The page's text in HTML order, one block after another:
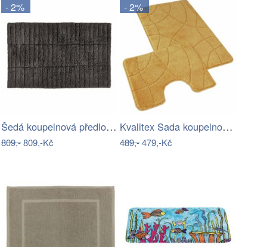
- 2%
Šedá koupelnová předložka 80x50 cm…
809,-809,-Kč
- 2%
Kvalitex Sada koupelnových předložek…
489,-479,-Kč